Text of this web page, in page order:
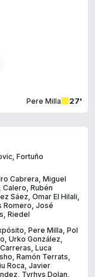
27'
Pere Milla
, Fortuño
Cabrera, Miguel
, Calero, Rubén
Sáez, Omar El Hilali,
Romero, José
, Riedel
, Pere Milla, Pol
, Urko González,
, Luca
, Ramón Terrats,
Roca, Javier
, Tyrhys Dolan,